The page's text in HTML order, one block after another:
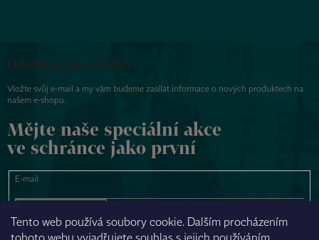
Tento web používá soubory cookie. Dalším procházením
Odebírat newsletter
Vložte svůj e-mail a my vám budeme zasílat informace o nových produktech na
našem e-shopu.
Mějte naše speciální akce
ve schránce jako první
E-mail